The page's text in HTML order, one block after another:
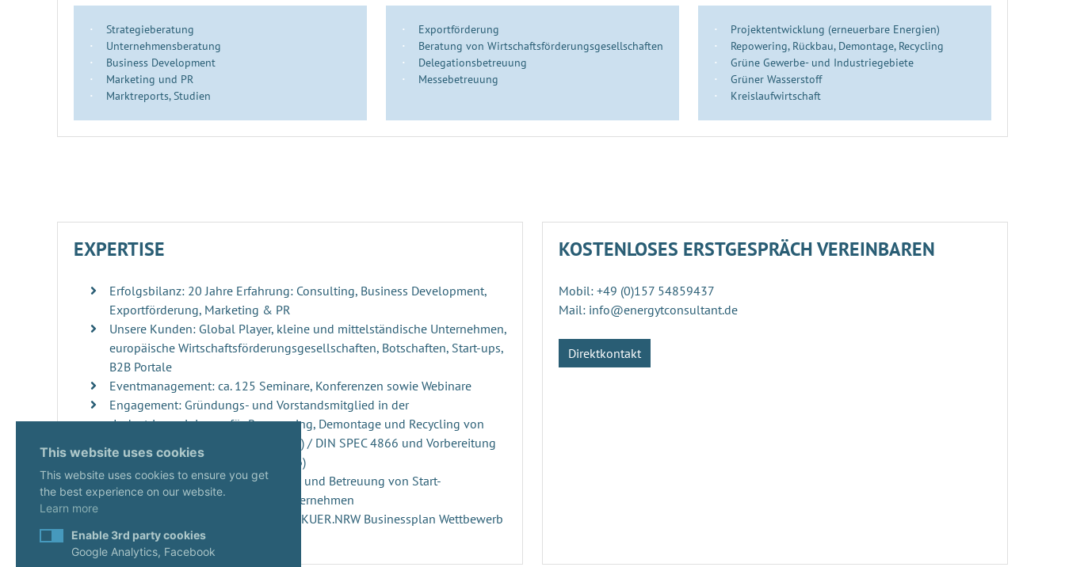
Strategieberatung
Unternehmensberatung
Business Development
Marketing und PR
Marktreports, Studien
Exportförderung
Beratung von Wirtschaftsförderungsgesellschaften
Delegationsbetreuung
Messebetreuung
Projektentwicklung (erneuerbare Energien)
Repowering, Rückbau, Demontage, Recycling
Grüne Gewerbe- und Industriegebiete
Grüner Wasserstoff
Kreislaufwirtschaft
EXPERTISE
Erfolgsbilanz: 20 Jahre Erfahrung: Consulting, Business Development,
Exportförderung, Marketing & PR
Unsere Kunden: Global Player, kleine und mittelständische Unternehmen,
europäische Wirtschaftsförderungsgesellschaften, Botschaften, Start-ups,
B2B Portale
Eventmanagement: ca. 125 Seminare, Konferenzen sowie Webinare
Engagement: Gründungs- und Vorstandsmitglied in der
„Industrievereinigung für Repowering, Demontage und Recycling von
Windenergieanlagen“ (RDRWind e.V.) / DIN SPEC 4866 und Vorbereitung
der DIN Norm 4866 (erscheint 2026)
Innovationsmanagement: Beratung und Betreuung von Start-
ups, innovativen Projekten und Unternehmen
Start-ups: Gutachterin seit 2020 im KUER.NRW Businessplan Wettbewerb
KOSTENLOSES ERSTGESPRÄCH VEREINBAREN
Mobil: +49 (0)157 54859437
Mail: info@energytconsultant.de
Direktkontakt
This website uses cookies
This website uses cookies to ensure you get
the best experience on our website.
Learn more
Enable 3rd party cookies
Google Analytics, Facebook